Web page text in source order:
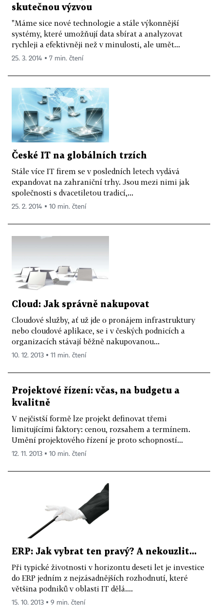
skutečnou výzvou
"Máme sice nové technologie a stále výkonnější
systémy, které umožňují data sbírat a analyzovat
rychleji a efektivněji než v minulosti, ale umět...
25. 3. 2014 ▪ 7 min. čtení
České IT na globálních trzích
Stále více IT firem se v posledních letech vydává
expandovat na zahraniční trhy. Jsou mezi nimi jak
společnosti s dvacetiletou tradicí,...
25. 2. 2014 ▪ 10 min. čtení
Cloud: Jak správně nakupovat
Cloudové služby, ať už jde o pronájem infrastruktury
nebo cloudové aplikace, se i v českých podnicích a
organizacích stávají běžně nakupovanou...
10. 12. 2013 ▪ 11 min. čtení
Projektové řízení: včas, na budgetu a
kvalitně
V nejčistší formě lze projekt definovat třemi
limitujícími faktory: cenou, rozsahem a termínem.
Umění projektového řízení je proto schopností...
12. 11. 2013 ▪ 10 min. čtení
ERP: Jak vybrat ten pravý? A nekouzlit...
Při typické životnosti v horizontu deseti let je investice
do ERP jedním z nejzásadnějších rozhodnutí, které
většina podniků v oblasti IT dělá....
15. 10. 2013 ▪ 9 min. čtení